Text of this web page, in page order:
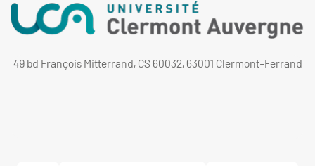
49 bd François Mitterrand, CS 60032, 63001 Clermont-Ferrand